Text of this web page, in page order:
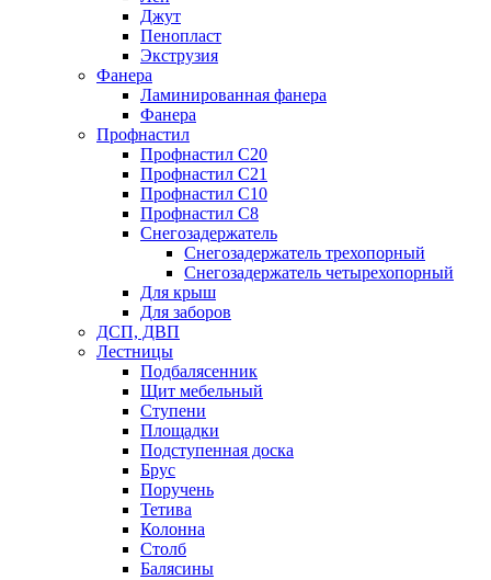
Джут
Пенопласт
Экструзия
Фанера
Ламинированная фанера
Фанера
Профнастил
Профнастил С20
Профнастил С21
Профнастил С10
Профнастил С8
Снегозадержатель
Снегозадержатель трехопорный
Снегозадержатель четырехопорный
Для крыш
Для заборов
ДСП, ДВП
Лестницы
Подбалясенник
Щит мебельный
Ступени
Площадки
Подступенная доска
Брус
Поручень
Тетива
Колонна
Столб
Балясины